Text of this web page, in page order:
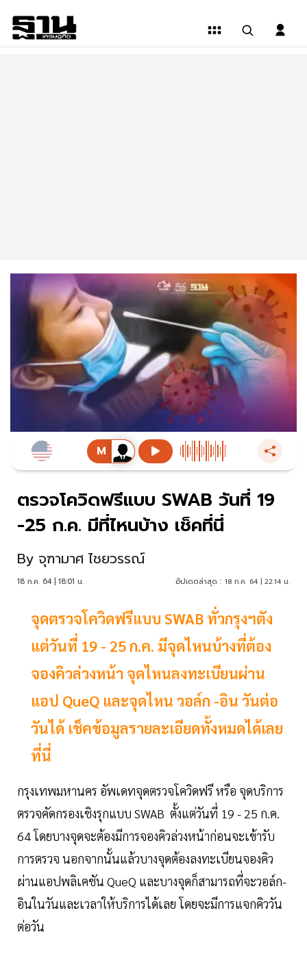
ตรวจโควิดฟรีแบบ SWAB วันที่ 19
-25 ก.ค. มีที่ไหนบ้าง เช็คที่นี่
By จุฑามาศ ไชยวรรณ์
18 ก.ค. 64 | 18:01 น. อัปเดตล่าสุด : 18 ก.ค. 64 | 22:14 น.
จุดตรวจโควิดฟรีแบบ SWAB ทั่วกรุงฯตัง
แต่วันที่ 19 - 25 ก.ค. มีจุดไหนบ้างที่ต้อง
จองคิวล่วงหน้า จุดไหนลงทะเบียนผ่าน
แอป QueQ และจุดไหน วอล์ก -อิน วันต่อ
วันได้ เช็คข้อมูลรายละเอียดทั้งหมดได้เลย
ที่นี่
กรุงเทพมหานคร อัพเดทจุดตรวจโควิดฟรี หรือ จุดบริการ
ตรวจคัดกรองเชิงรุกแบบ SWAB ตั้งแต่วันที่ 19 - 25 ก.ค.
64 โดยบางจุดจะต้องมีการจองคิวล่วงหน้าก่อนจะเข้ารับ
การตรวจ นอกจากนั้นแล้วบางจุดต้องลงทะเบียนจองคิว
ผ่านแอปพลิเคชัน QueQ และบางจุดก็สามารถที่จะวอล์ก-
อินในวันและเวลาให้บริการได้เลย โดยจะมีการแจกคิววัน
ต่อวัน